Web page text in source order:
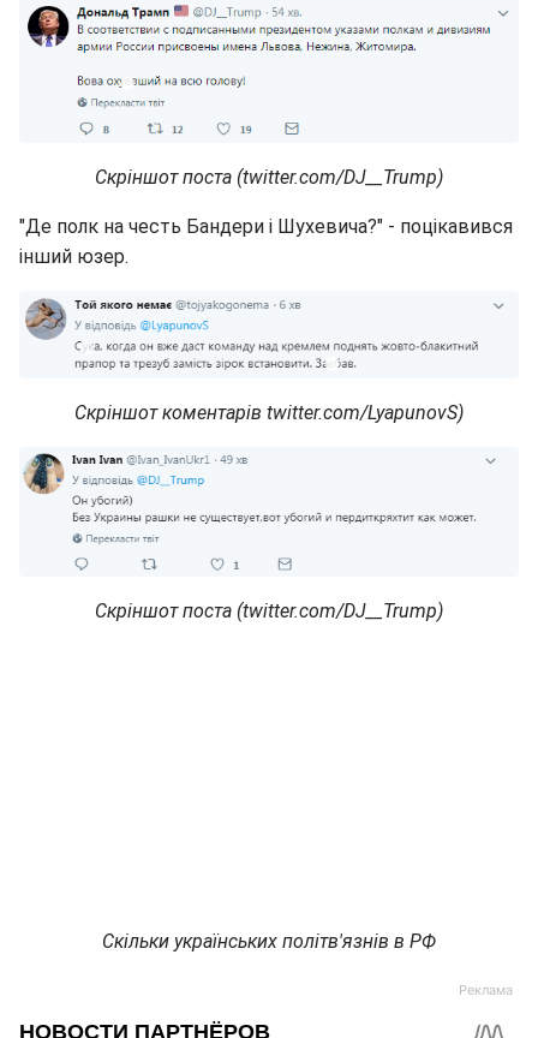
Скріншот поста (twitter.com/DJ__Trump)
"Де полк на честь Бандери і Шухевича?" - поцікавився
інший юзер.
Скріншот коментарів twitter.com/LyapunovS)
Скріншот поста (twitter.com/DJ__Trump)
Скільки українських політв'язнів в РФ